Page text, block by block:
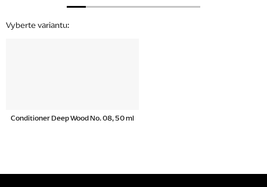
Conditioner Deep Wood No. 08, 50 ml